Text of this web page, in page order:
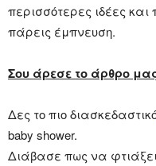
περισσότερες ιδέες
πάρεις έμπνευση.
Σου άρεσε το άρθρο
Δες το πιο
baby shower.
Διάβασε πως να